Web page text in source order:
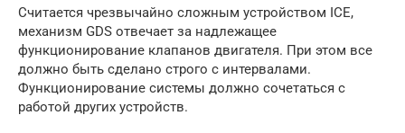
Считается чрезвычайно сложным устройством ICE,
механизм GDS отвечает за надлежащее
функционирование клапанов двигателя. При этом все
должно быть сделано строго с интервалами.
Функционирование системы должно сочетаться с
работой других устройств.